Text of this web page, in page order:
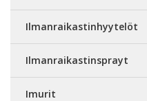
Ilmanraikastinhyytelöt
Ilmanraikastinsprayt
Imurit